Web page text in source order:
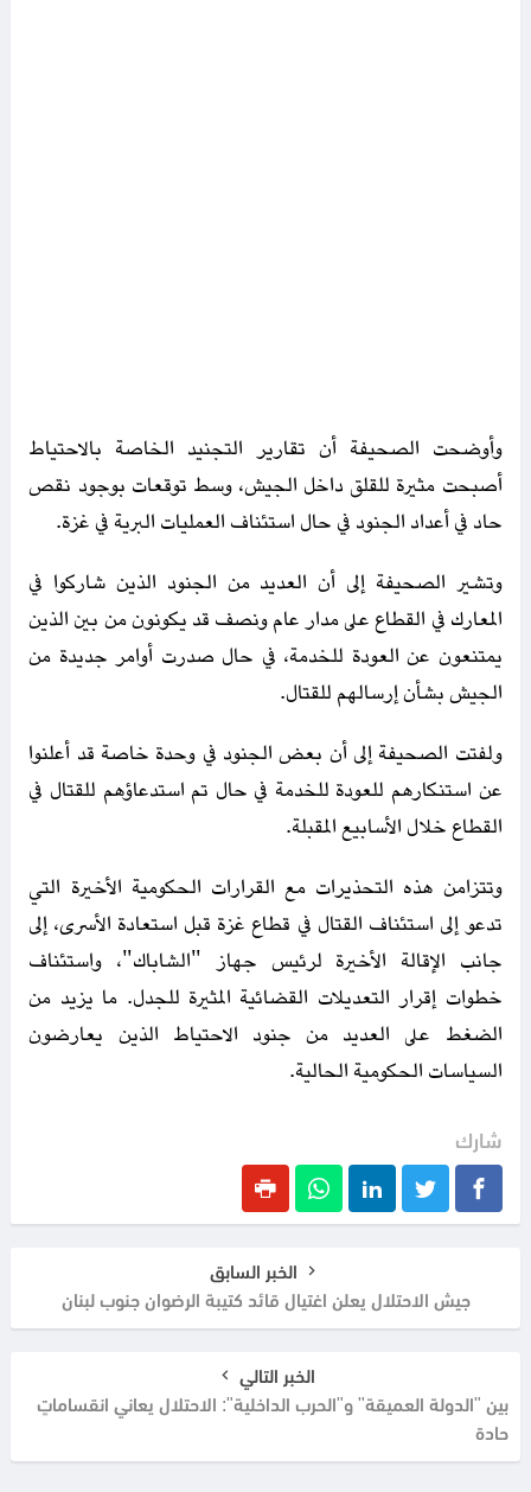
وأوضحت الصحيفة أن تقارير التجنيد الخاصة بالاحتياط
أصبحت مثيرة للقلق داخل الجيش، وسط توقعات بوجود نقص
حاد في أعداد الجنود في حال استئناف العمليات البرية في غزة.
وتشير الصحيفة إلى أن العديد من الجنود الذين شاركوا في
المعارك في القطاع على مدار عام ونصف قد يكونون من بين الذين
يمتنعون عن العودة للخدمة، في حال صدرت أوامر جديدة من
الجيش بشأن إرسالهم للقتال.
ولفتت الصحيفة إلى أن بعض الجنود في وحدة خاصة قد أعلنوا
عن استنكارهم للعودة للخدمة في حال تم استدعاؤهم للقتال في
القطاع خلال الأسابيع المقبلة.
وتتزامن هذه التحذيرات مع القرارات الحكومية الأخيرة التي
تدعو إلى استئناف القتال في قطاع غزة قبل استعادة الأسرى، إلى
جانب الإقالة الأخيرة لرئيس جهاز "الشاباك"، واستئناف
خطوات إقرار التعديلات القضائية المثيرة للجدل. ما يزيد من
الضغط على العديد من جنود الاحتياط الذين يعارضون
السياسات الحكومية الحالية.
شارك
الخبر السابق
جيش الاحتلال يعلن اغتيال قائد كتيبة الرضوان جنوب لبنان
الخبر التالي
بين "الدولة العميقة" و"الحرب الداخلية": الاحتلال يعاني انقساماتٍ
حادة